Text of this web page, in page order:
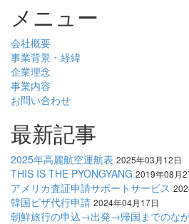
メニュー
会社概要
事業背景・経緯
企業理念
事業内容
お問い合わせ
最新記事
2025年高麗航空運航表 2025年03月12日
THIS IS THE PYONGYANG 2019年08月
アメリカ査証申請サポートサービス
韓国ビザ代行申請 2024年04月17日
朝鮮旅行の申込→出発→帰国までのな